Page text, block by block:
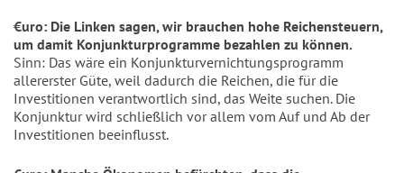
€uro: Die Linken sagen, wir brauchen hohe Reichensteuern,
um damit Konjunkturprogramme bezahlen zu können.
Sinn: Das wäre ein Konjunkturvernichtungsprogramm
allererster Güte, weil dadurch die Reichen, die für die
Investitionen verantwortlich sind, das Weite suchen. Die
Konjunktur wird schließlich vor allem vom Auf und Ab der
Investitionen beeinflusst.